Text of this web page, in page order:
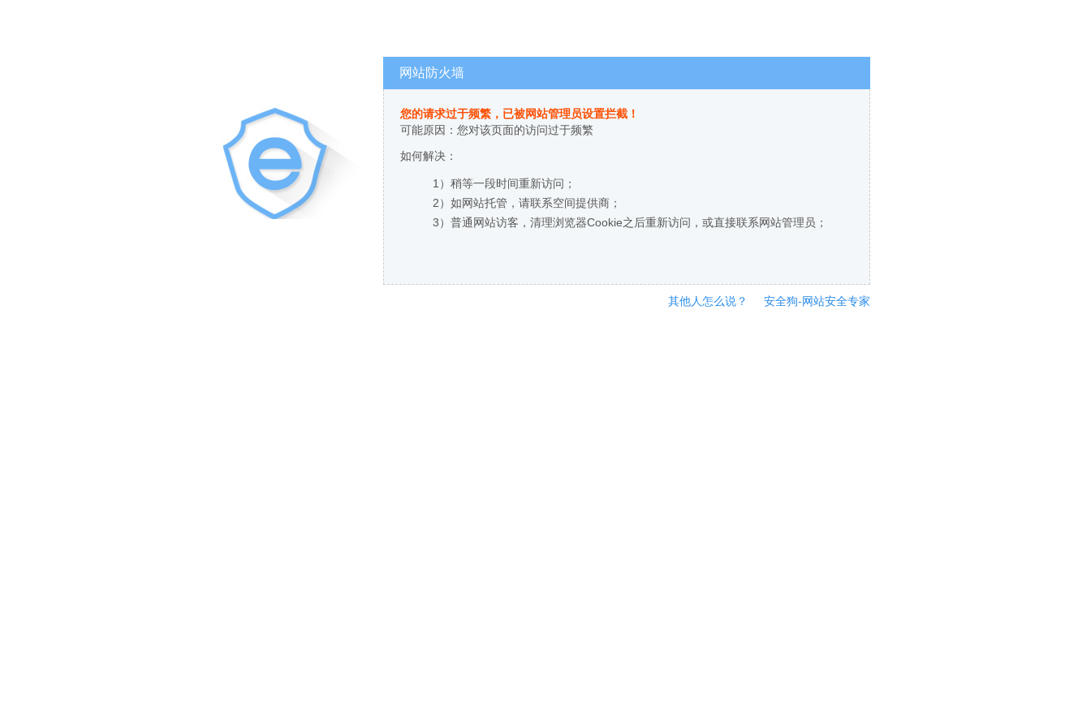
网站防火墙
您的请求过于频繁，已被网站管理员设置拦截！
可能原因：您对该页面的访问过于频繁
如何解决：
1）稍等一段时间重新访问；
2）如网站托管，请联系空间提供商；
3）普通网站访客，清理浏览器Cookie之后重新访问，或直接联系网站管理员；
其他人怎么说？ 安全狗-网站安全专家